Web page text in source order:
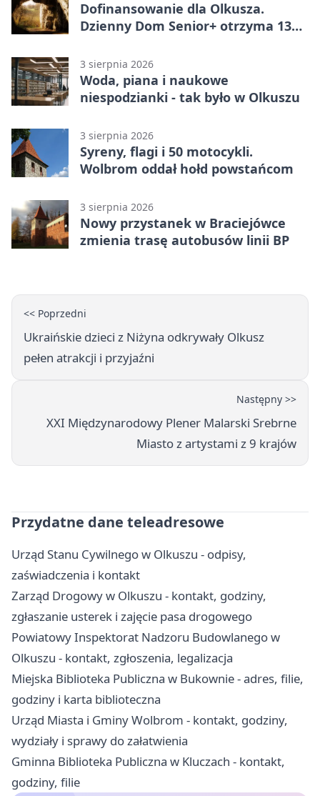
Dofinansowanie dla Olkusza.
Dzienny Dom Senior+ otrzyma 134
3 sierpnia 2026
Woda, piana i naukowe
niespodzianki - tak było w Olkuszu
3 sierpnia 2026
Syreny, flagi i 50 motocykli.
Wolbrom oddał hołd powstańcom
3 sierpnia 2026
Nowy przystanek w Braciejówce
zmienia trasę autobusów linii BP
<< Poprzedni
Ukraińskie dzieci z Niżyna odkrywały Olkusz
pełen atrakcji i przyjaźni
Następny >>
XXI Międzynarodowy Plener Malarski Srebrne
Miasto z artystami z 9 krajów
Przydatne dane teleadresowe
Urząd Stanu Cywilnego w Olkuszu - odpisy,
zaświadczenia i kontakt
Zarząd Drogowy w Olkuszu - kontakt, godziny,
zgłaszanie usterek i zajęcie pasa drogowego
Powiatowy Inspektorat Nadzoru Budowlanego w
Olkuszu - kontakt, zgłoszenia, legalizacja
Miejska Biblioteka Publiczna w Bukownie - adres, filie,
godziny i karta biblioteczna
Urząd Miasta i Gminy Wolbrom - kontakt, godziny,
wydziały i sprawy do załatwienia
Gminna Biblioteka Publiczna w Kluczach - kontakt,
godziny, filie